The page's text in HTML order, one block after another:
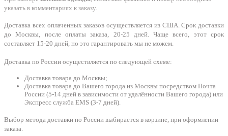
указать в комментариях к заказу.
Доставка всех оплаченных заказов осуществляется из США. Срок доставки
до Москвы, после оплаты заказа, 20-25 дней. Чаще всего, этот срок
составляет 15-20 дней, но это гарантировать мы не можем.
Доставка по России осуществляется по следующей схеме:
Доставка товара до Москвы;
Доставка товара до Вашего города из Москвы посредством Почта
России (5-14 дней в зависимости от удалённости Вашего города) или
Экспресс служба EMS (3-7 дней).
Выбор метода доставки по России выбирается в корзине, при оформлении
заказа.